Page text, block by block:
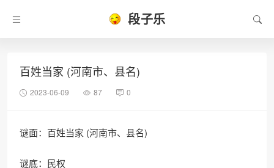
段子乐
百姓当家 (河南市、县名)
2023-06-09 87 0
谜面：百姓当家 (河南市、县名)
谜底：民权